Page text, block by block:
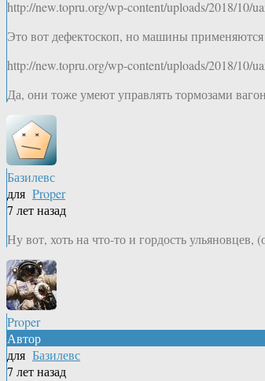
http://new.topru.org/wp-content/uploads/2018/10/
Это вот дефектоскоп, но машины
http://new.topru.org/wp-content/uploads/2018/10/
Да, они тоже умеют управлять тормозами
Базилевс
для Proper
7 лет назад
Ну вот, хоть на что-то и гордость
Proper
Автор
для Базилевс
7 лет назад